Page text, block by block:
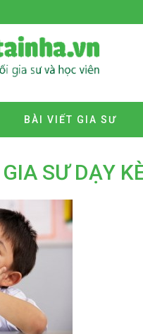
BÀI VIẾT GIA SƯ
GIA SƯ DẠY